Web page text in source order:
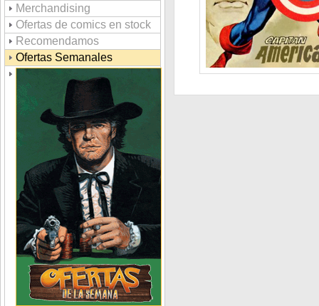
Merchandising
Ofertas de comics en stock
Recomendamos
Ofertas Semanales